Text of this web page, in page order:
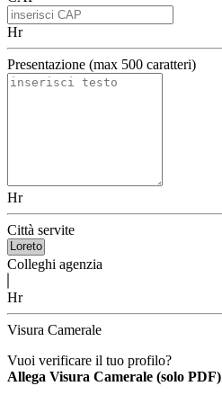
Hr
Presentazione (max 500 caratteri)
Hr
Città servite
Colleghi agenzia
Hr
Visura Camerale
Vuoi verificare il tuo profilo?
Allega Visura Camerale (solo PDF)